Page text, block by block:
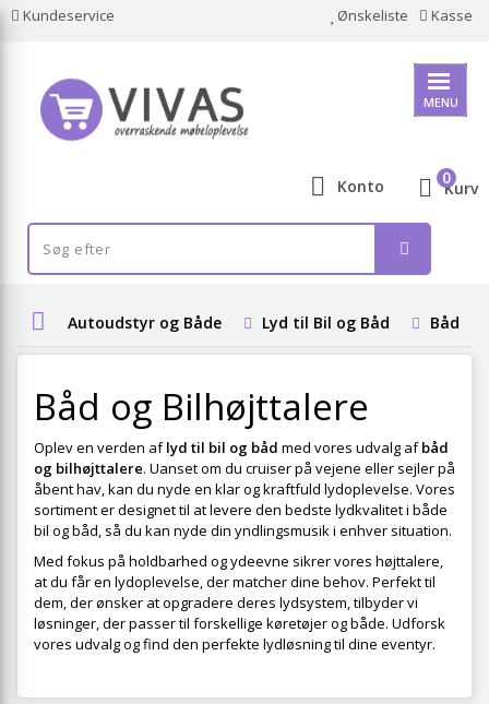
Kundeservice Ønskeliste Kasse
MENU
Konto Kurv
0
Autoudstyr og Både Lyd til Bil og Båd Båd
Båd og Bilhøjttalere
Oplev en verden aflyd til bil og båd med vores udvalg afbåd
og bilhøjttalere. Uanset om du cruiser på vejene eller sejler på
åbent hav, kan du nyde en klar og kraftfuld lydoplevelse. Vores
sortiment er designet til at levere den bedste lydkvalitet i både
bil og båd, så du kan nyde din yndlingsmusik i enhver situation.
Med fokus på holdbarhed og ydeevne sikrer vores højttalere,
at du får en lydoplevelse, der matcher dine behov. Perfekt til
dem, der ønsker at opgradere deres lydsystem, tilbyder vi
løsninger, der passer til forskellige køretøjer og både. Udforsk
vores udvalg og find den perfekte lydløsning til dine eventyr.